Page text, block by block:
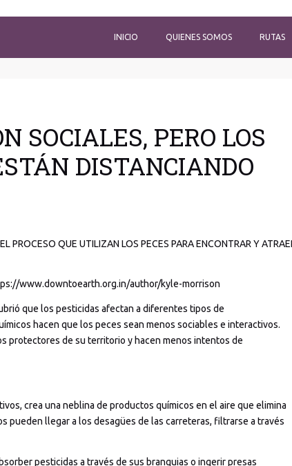
INICIO QUIENES SOMOS RUTAS
SOCIALES, PERO LOS
DISTANCIANDO
PROCESO QUE UTILIZAN LOS PECES PARA ENCONTRAR Y
www.downtoearth.org.in/author/kyle-morrison
que los pesticidas afectan a diferentes tipos de
hacen que los peces sean menos sociables e interactivos.
protectores de su territorio y hacen menos intentos de
crea una neblina de productos químicos en el aire que elimina
pueden llegar a los desagües de las carreteras, filtrarse a través
pesticidas a través de sus branquias o ingerir presas